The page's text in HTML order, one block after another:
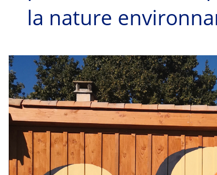
la nature